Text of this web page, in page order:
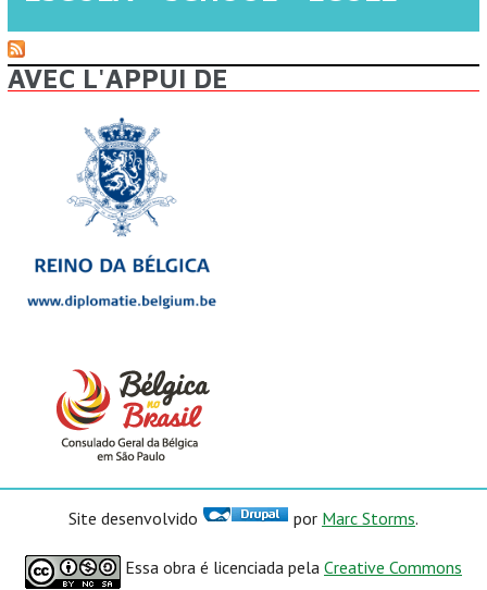
AVEC L'APPUI DE
Site desenvolvido por Marc Storms.
Essa obra é licenciada pela Creative Commons